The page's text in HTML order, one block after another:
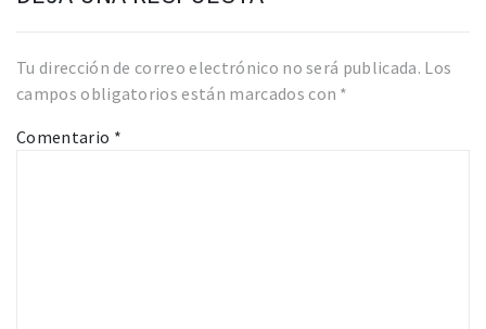
Tu dirección de correo electrónico no será publicada. Los
campos obligatorios están marcados con *
Comentario *